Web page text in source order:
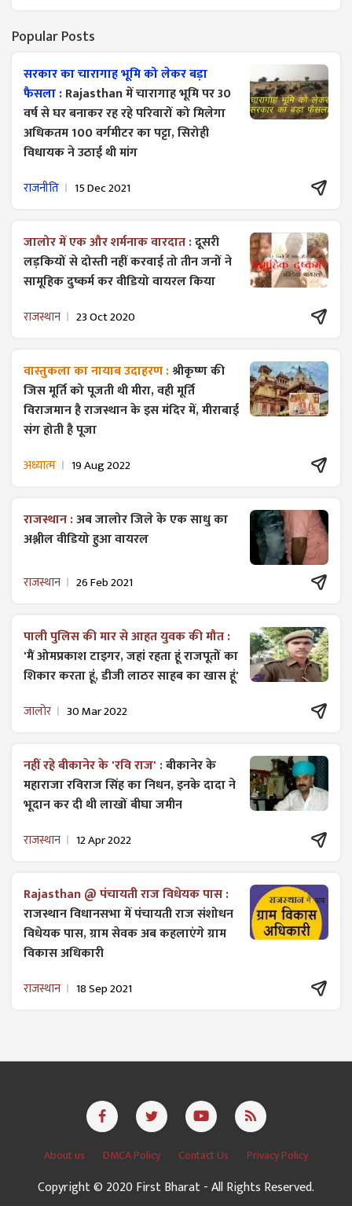
Popular Posts
सरकार का चारागाह भूमि को लेकर बड़ा
फैसला :Rajasthan में चारागाह भूमि पर 30
वर्ष से घर बनाकर रह रहे परिवारों को मिलेगा
अधिकतम 100 वर्गमीटर का पट्टा, सिरोही
विधायक ने उठाई थी मांग
राजनीति 15 Dec 2021
जालोर में एक और शर्मनाक वारदात :दूसरी
लड़कियों से दोस्ती नहीं करवाई तो तीन जनों ने
सामूहिक दुष्कर्म कर वीडियो वायरल किया
राजस्थान 23 Oct 2020
वास्तुकला का नायाब उदाहरण :श्रीकृष्ण की
जिस मूर्ति को पूजती थी मीरा, वही मूर्ति
विराजमान है राजस्थान के इस मंदिर में, मीराबाई
संग होती है पूजा
अध्यात्म 19 Aug 2022
राजस्थान :अब जालोर जिले के एक साधु का
अश्लील वीडियो हुआ वायरल
राजस्थान 26 Feb 2021
पाली पुलिस की मार से आहत युवक की मौत :
'मैं ओमप्रकाश टाइगर, जहां रहता हूं राजपूतों का
शिकार करता हूं, डीजी लाठर साहब का खास हूं'
जालोर 30 Mar 2022
नहीं रहे बीकानेर के 'रवि राज' :बीकानेर के
महाराजा रविराज सिंह का निधन, इनके दादा ने
भूदान कर दी थी लाखों बीघा जमीन
राजस्थान 12 Apr 2022
Rajasthan @ पंचायती राज विधेयक पास :
राजस्थान विधानसभा में पंचायती राज ​संशोधन
विधेयक पास, ग्राम सेवक अब कहलाएंगे ग्राम
विकास अधिकारी
राजस्थान 18 Sep 2021
About us DMCA Policy Contact Us Privacy Policy
Copyright © 2020 First Bharat - All Rights Reserved.